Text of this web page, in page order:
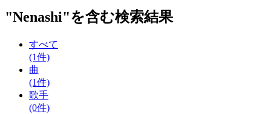
"Nenashi"を含む検索結果
すべて
(1件)
曲
(1件)
歌手
(0件)